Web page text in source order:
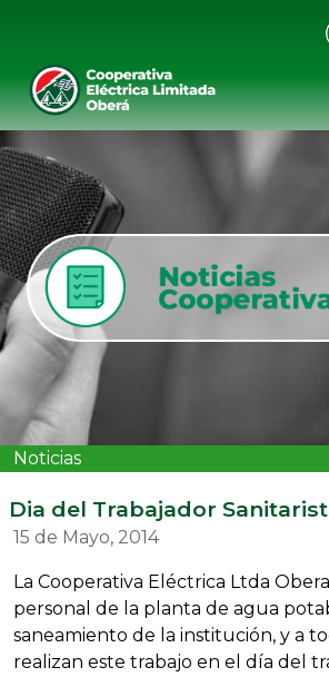
Noticias
Dia del Trabajador
15 de Mayo, 2014
La Cooperativa Eléctrica Ltda
personal de la planta de agua
saneamiento de la institución, y a
realizan este trabajo en el día del